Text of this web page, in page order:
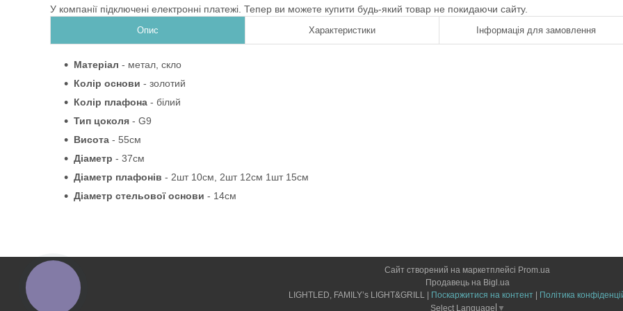
У компанії підключені електронні платежі. Тепер ви можете купити будь-який товар не покидаючи сайту.
Опис Характеристики Інформація для замовлення
Матеріал - метал, скло
Колір основи - золотий
Колір плафона - білий
Тип цоколя - G9
Висота - 55см
Діаметр - 37см
Діаметр плафонів - 2шт 10см, 2шт 12см 1шт 15см
Діаметр стельової основи - 14см
Сайт створений на маркетплейсі Prom.ua
Продавець на Bigl.ua
Поскаржитися на контент
Політика
Select Language ▼